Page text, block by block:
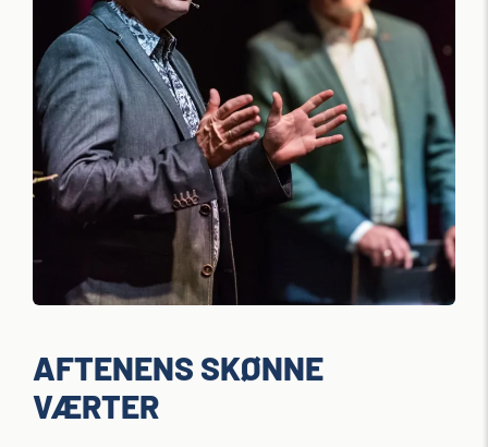
AFTENENS SKØNNE
VÆRTER